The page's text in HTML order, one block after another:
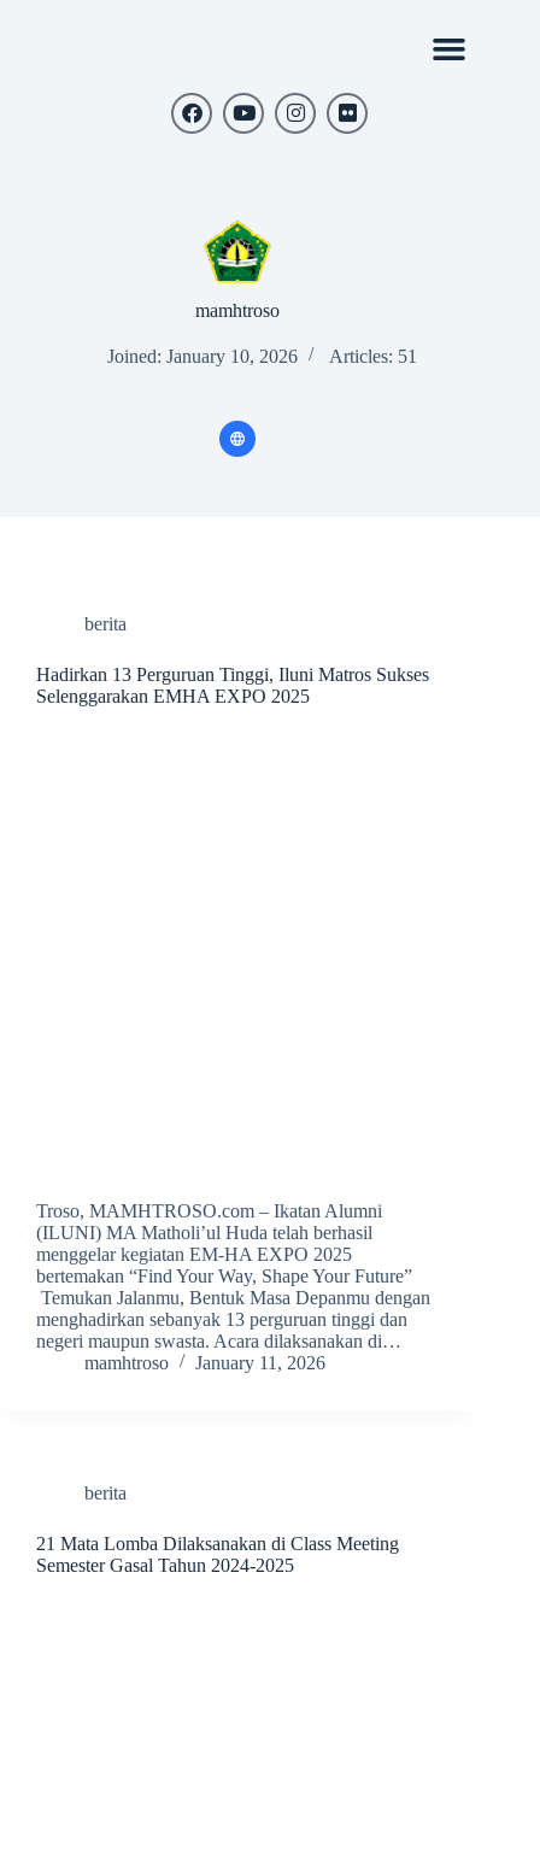
mamhtroso
Joined: January 10, 2026 Articles: 51
berita
Hadirkan 13 Perguruan Tinggi, Iluni Matros Sukses
Selenggarakan EMHA EXPO 2025
Troso, MAMHTROSO.com – Ikatan Alumni
(ILUNI) MA Matholi’ul Huda telah berhasil
menggelar kegiatan EM-HA EXPO 2025
bertemakan “Find Your Way, Shape Your Future”
Temukan Jalanmu, Bentuk Masa Depanmu dengan
menghadirkan sebanyak 13 perguruan tinggi dan
negeri maupun swasta. Acara dilaksanakan di…
mamhtroso
January 11, 2026
berita
21 Mata Lomba Dilaksanakan di Class Meeting
Semester Gasal Tahun 2024-2025